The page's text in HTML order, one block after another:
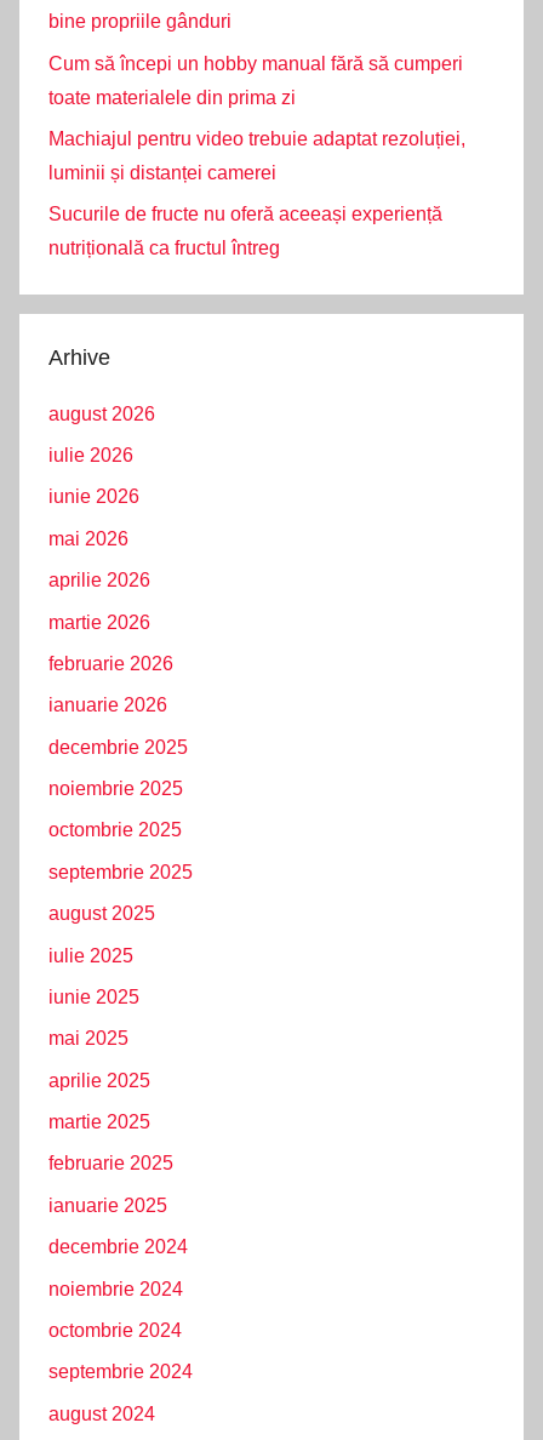
bine propriile gânduri
Cum să începi un hobby manual fără să cumperi
toate materialele din prima zi
Machiajul pentru video trebuie adaptat rezoluției,
luminii și distanței camerei
Sucurile de fructe nu oferă aceeași experiență
nutrițională ca fructul întreg
Arhive
august 2026
iulie 2026
iunie 2026
mai 2026
aprilie 2026
martie 2026
februarie 2026
ianuarie 2026
decembrie 2025
noiembrie 2025
octombrie 2025
septembrie 2025
august 2025
iulie 2025
iunie 2025
mai 2025
aprilie 2025
martie 2025
februarie 2025
ianuarie 2025
decembrie 2024
noiembrie 2024
octombrie 2024
septembrie 2024
august 2024